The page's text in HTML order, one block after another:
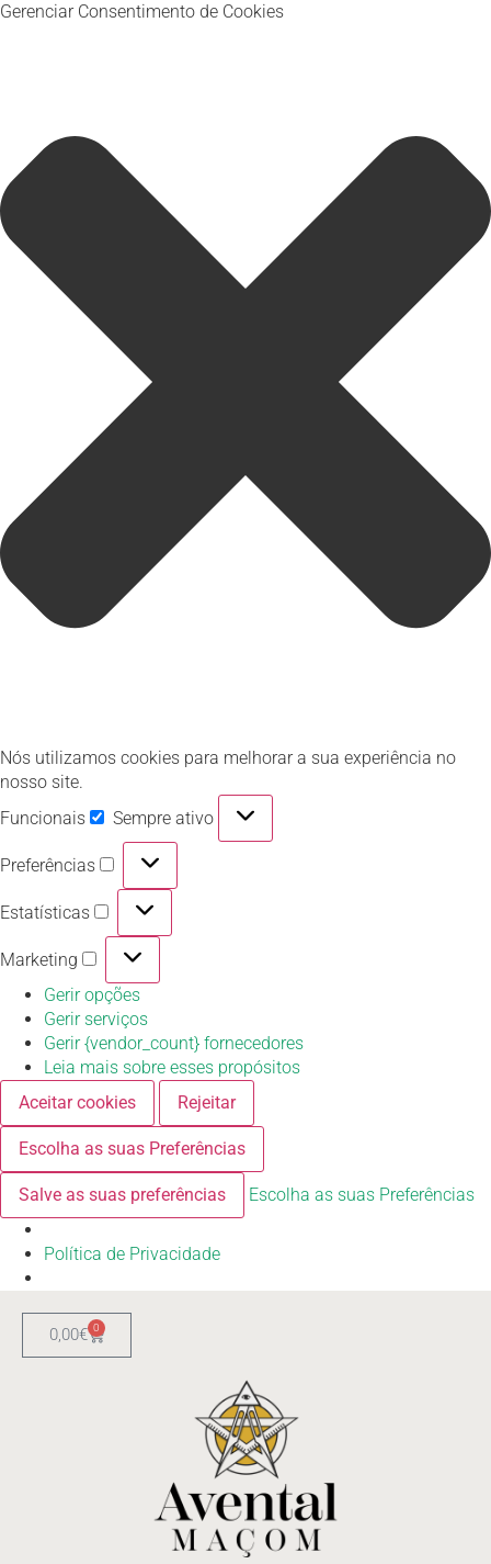
Gerenciar Consentimento de Cookies
Nós utilizamos cookies para melhorar a sua experiência no
nosso site.
Funcionais
Sempre ativo
Preferências
Estatísticas
Marketing
Gerir opções
Gerir serviços
Gerir {vendor_count} fornecedores
Leia mais sobre esses propósitos
Aceitar cookies
Rejeitar
Escolha as suas Preferências
Salve as suas preferências Escolha as suas Preferências
Política de Privacidade
0,00€ 0